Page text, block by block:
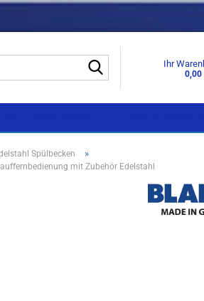
Ihr
0,00
Spülbecken »
mit Zubehör Edelstahl